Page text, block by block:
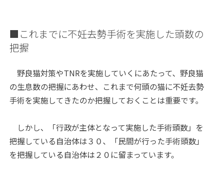
■これまでに不妊去勢手術を実施した頭数の
把握
野良猫対策やTNRを実施していくにあたって、野良猫
の生息数の把握にあわせ、これまで何頭の猫に不妊去勢
手術を実施してきたのか把握しておくことは重要です。
しかし、「行政が主体となって実施した手術頭数」を
把握している自治体は３０、「民間が行った手術頭数」
を把握している自治体は２０に留まっています。